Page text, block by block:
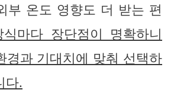
부 온도 영향도 더 받는 편
마다 장단점이 명확하니
경과 기대치에 맞춰 선택하
다.